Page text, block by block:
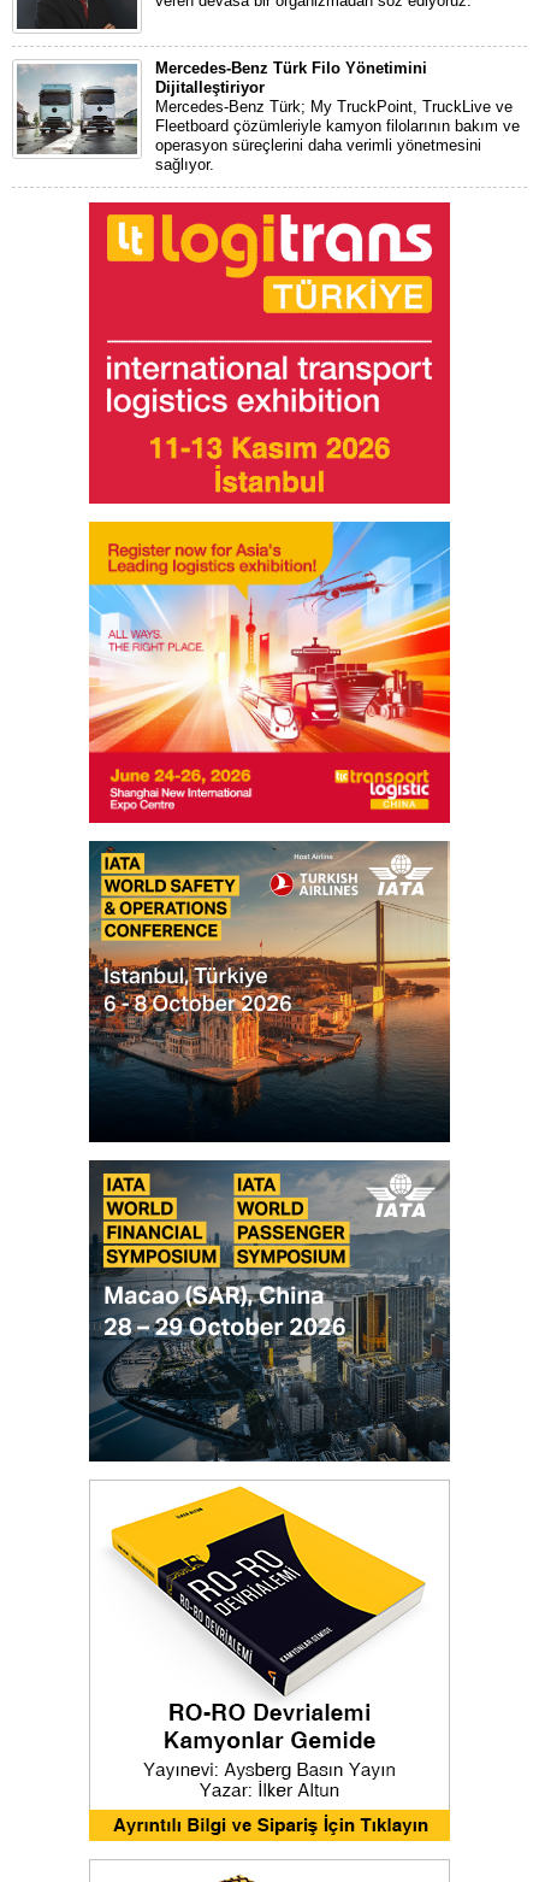
Mercedes-Benz Türk Filo Yönetimini
Dijitalleştiriyor
Mercedes-Benz Türk; My TruckPoint, TruckLive ve
Fleetboard çözümleriyle kamyon filolarının bakım ve
operasyon süreçlerini daha verimli yönetmesini
sağlıyor.